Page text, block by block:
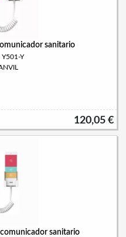
sanitario
Y501-Y
120,05 €
sanitario